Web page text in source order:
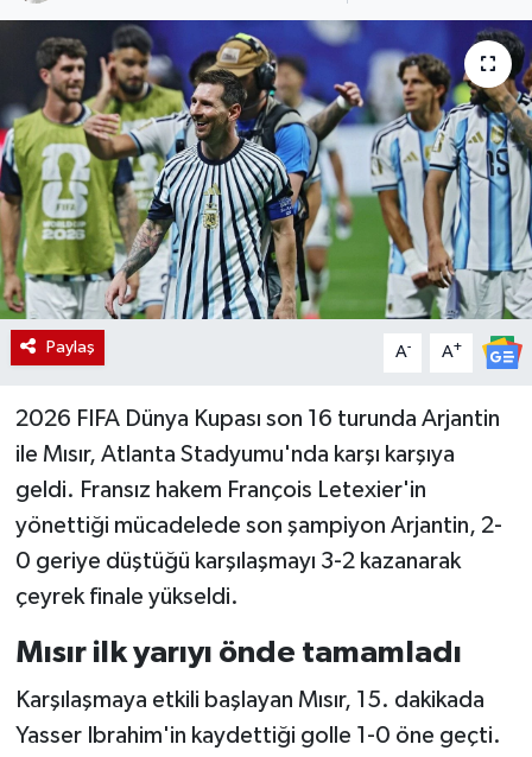
Paylaş A- A+
2026 FIFA Dünya Kupası son 16 turunda Arjantin
ile Mısır, Atlanta Stadyumu'nda karşı karşıya
geldi. Fransız hakem François Letexier'in
yönettiği mücadelede son şampiyon Arjantin, 2-
0 geriye düştüğü karşılaşmayı 3-2 kazanarak
çeyrek finale yükseldi.
Mısır ilk yarıyı önde tamamladı
Karşılaşmaya etkili başlayan Mısır, 15. dakikada
Yasser Ibrahim'in kaydettiği golle 1-0 öne geçti.